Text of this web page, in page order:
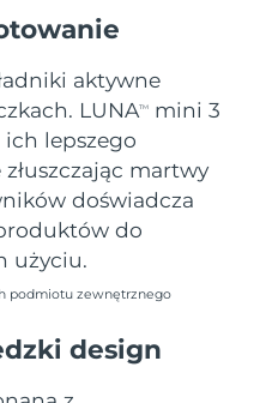
aktywne
LUNATM
mini 3
lepszego
martwy
doświadcza
do
użyciu.
podmiotu zewnętrznego
design
Oczekiwany czas dostawy
Oczekiwany czas dostawy
Oczekiwany czas dostawy
Oczekiwany czas dostawy